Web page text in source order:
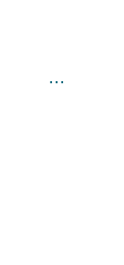
...